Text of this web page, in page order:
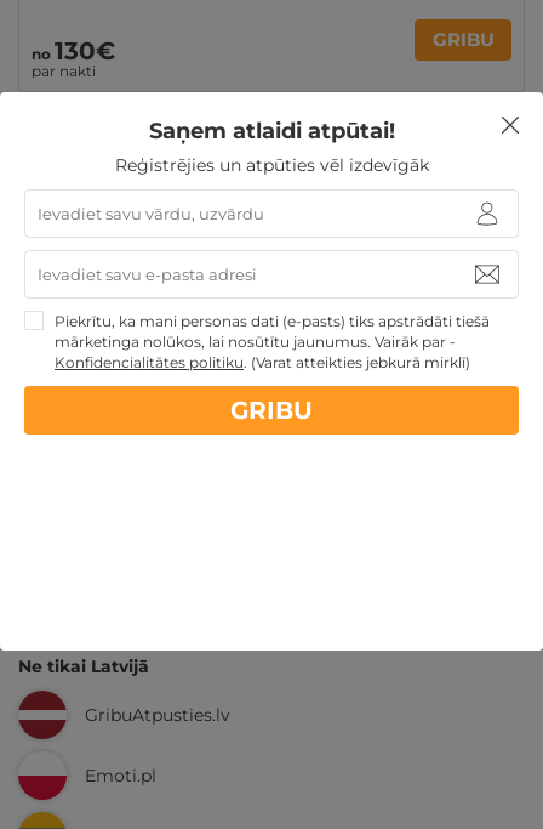
no 130€
par nakti
GRIBU
Atpūtai Valentīndienā
Atpūta Lieldienu brīvdienās
Atpūta maija brīvdienās
Derīgs arī VASARĀ
Atpūtai
Līgo svētkos
Dāvanas ar nakšņošanu
Romantiska
atpūta pārim
Atpūta diviem Atpūta Latvijā
Nekādasapkalpošanas un administrācijasmaksas
14 dienunaudas atmaksas garantija
Ne tikai Latvijā
GribuAtpusties.lv
Emoti.pl
Saņem atlaidi atpūtai!
Reģistrējies un atpūties vēl izdevīgāk
Piekrītu, ka mani personas dati (e-pasts) tiks apstrādāti tiešā
mārketinga nolūkos, lai nosūtītu jaunumus. Vairāk par -
Konfidencialitātes politiku. (Varat atteikties jebkurā mirklī)
GRIBU